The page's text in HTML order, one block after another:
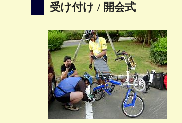
受け付け / 開会式